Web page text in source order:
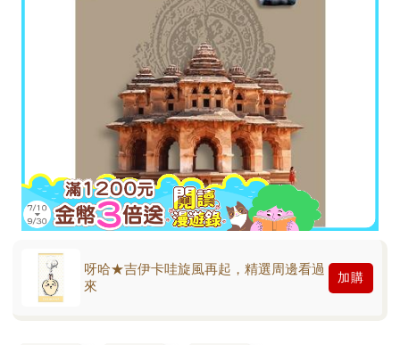
呀哈★吉伊卡哇旋風再起，精選周邊看過
來
加購